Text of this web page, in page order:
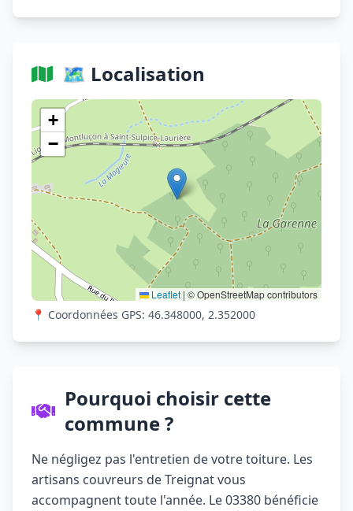
🗺️ Localisation
+
−
Leaflet | © OpenStreetMap contributors
Voir sur OpenStreetMap
📍 Coordonnées GPS: 46.348000, 2.352000
Pourquoi choisir cette
commune ?
Ne négligez pas l'entretien de votre toiture. Les
artisans couvreurs de Treignat vous
accompagnent toute l'année. Le 03380 bénéficie